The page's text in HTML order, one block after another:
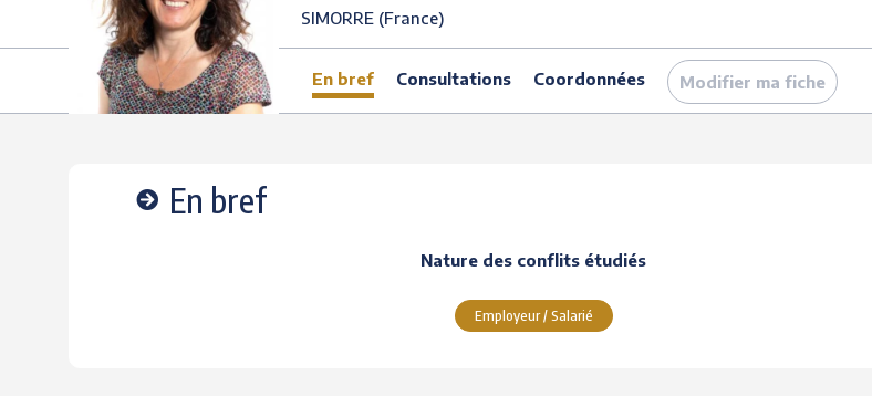
SIMORRE (France)
En bref Consultations Coordonnées Modifier ma fiche
En bref
Nature des conflits étudiés
Employeur / Salarié